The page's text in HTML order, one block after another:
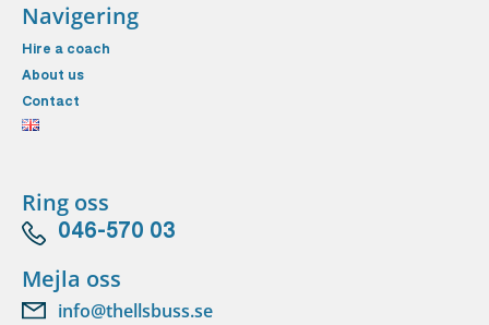
Navigering
Hire a coach
About us
Contact
Ring oss
046-570 03
Mejla oss
info@thellsbuss.se